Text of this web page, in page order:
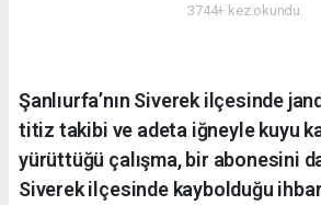
3744+ kez okundu.
Şanlıurfa’nın Siverek ilçesinde
titiz takibi ve adeta iğneyle kuyu
yürüttüğü çalışma, bir abonesini
Siverek ilçesinde kaybolduğu